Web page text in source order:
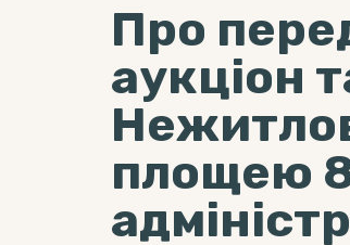
Про
аукціон
площею